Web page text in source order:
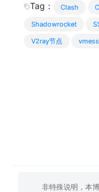
Tag： Clash
Shadowrocket
V2ray节点
vmess
非特殊说明，本